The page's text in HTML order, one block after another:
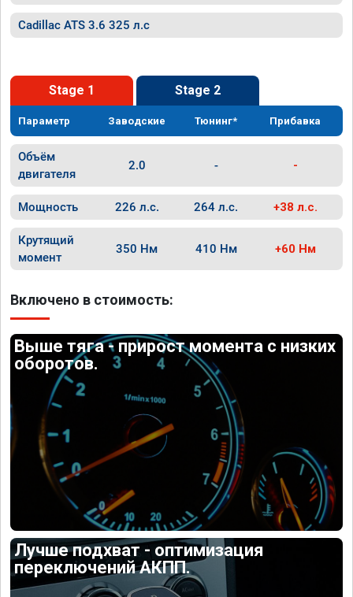
Cadillac ATS 3.6 325 л.с
Stage 1 Stage 2
Параметр Заводские Тюнинг* Прибавка
Объём
двигателя
2.0 - -
Мощность 226 л.с. 264 л.с. +38 л.с.
Крутящий
момент
350 Нм 410 Нм +60 Нм
Включено в стоимость:
Выше тяга - прирост момента с низких
оборотов.
Лучше подхват - оптимизация
переключений АКПП.